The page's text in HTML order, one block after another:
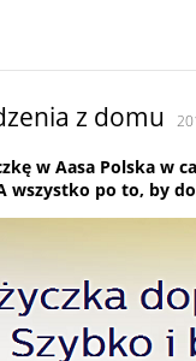
z domu
w Aasa Polska w
wszystko po to, by